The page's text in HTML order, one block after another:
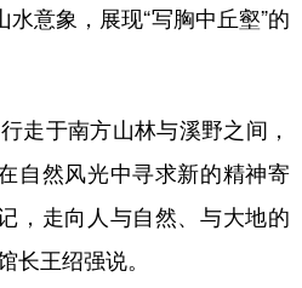
意象，展现“写胸中丘壑”的
于南方山林与溪野之间，
自然风光中寻求新的精神寄
，走向人与自然、与大地的
长王绍强说。